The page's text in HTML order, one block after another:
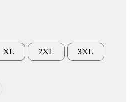
XL 2XL 3XL